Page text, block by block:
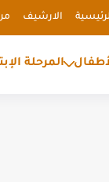
الارشيف
المرحلة